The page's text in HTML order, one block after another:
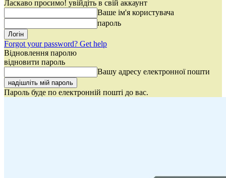
Ласкаво просимо! увійдіть в свій аккаунт
Ваше ім'я користувача
пароль
Forgot your password? Get help
Відновлення паролю
відновити пароль
Вашу адресу електронної пошти
Пароль буде по електронній пошті до вас.